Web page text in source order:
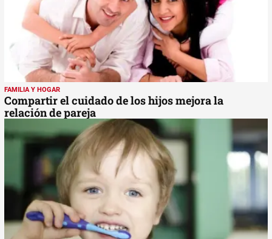
FAMILIA Y HOGAR
Compartir el cuidado de los hijos mejora la
relación de pareja